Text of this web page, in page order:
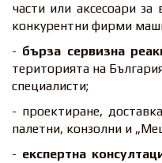
части или аксесоари
конкурентни фирми
- бърза сервизна
територията на
специалисти;
- проектиране,
палетни, конзолни и
- експертна